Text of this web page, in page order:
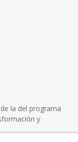
la del programa
y